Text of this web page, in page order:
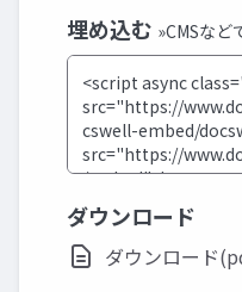
埋め込む »CMSなど
ダウンロード
ダウンロード